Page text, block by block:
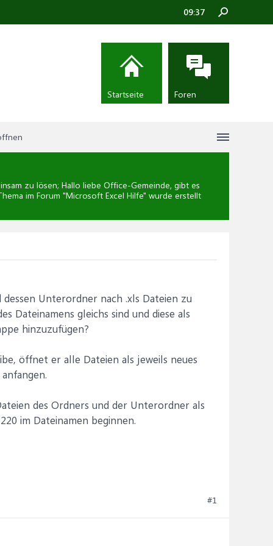
zu lösen; Hallo liebe Office-Gemeinde, gibt es
im Forum "Microsoft Excel Hilfe" wurde erstellt
Unterordner nach .xls Dateien zu
Dateinamens gleichs sind und diese als
hinzuzufügen?
öffnet er alle Dateien als jeweils neues
des Ordners und der Unterordner als
im Dateinamen beginnen.
#1
09:37
Startseite Foren